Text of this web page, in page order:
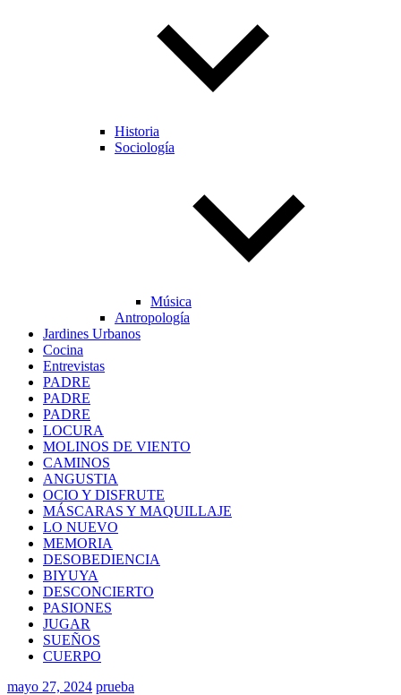
Historia
Sociología
Música
Antropología
Jardines Urbanos
Cocina
Entrevistas
PADRE
PADRE
PADRE
LOCURA
MOLINOS DE VIENTO
CAMINOS
ANGUSTIA
OCIO Y DISFRUTE
MÁSCARAS Y MAQUILLAJE
LO NUEVO
MEMORIA
DESOBEDIENCIA
BIYUYA
DESCONCIERTO
PASIONES
JUGAR
SUEÑOS
CUERPO
mayo 27, 2024 prueba